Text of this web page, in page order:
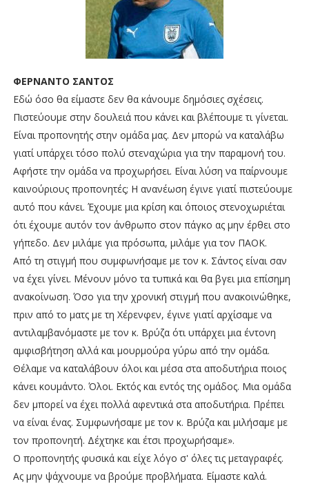
ΦΕΡΝΑΝΤΟ ΣΑΝΤΟΣ
Εδώ όσο θα είμαστε δεν θα κάνουμε δημόσιες σχέσεις.
Πιστεύουμε στην δουλειά που κάνει και βλέπουμε τι γίνεται.
Είναι προπονητής στην ομάδα μας. Δεν μπορώ να καταλάβω
γιατί υπάρχει τόσο πολύ στεναχώρια για την παραμονή του.
Αφήστε την ομάδα να προχωρήσει. Είναι λύση να παίρνουμε
καινούριους προπονητές; Η ανανέωση έγινε γιατί πιστεύουμε
αυτό που κάνει. Έχουμε μια κρίση και όποιος στενοχωριέται
ότι έχουμε αυτόν τον άνθρωπο στον πάγκο ας μην έρθει στο
γήπεδο. Δεν μιλάμε για πρόσωπα, μιλάμε για τον ΠΑΟΚ.
Από τη στιγμή που συμφωνήσαμε με τον κ. Σάντος είναι σαν
να έχει γίνει. Μένουν μόνο τα τυπικά και θα βγει μια επίσημη
ανακοίνωση. Όσο για την χρονική στιγμή που ανακοινώθηκε,
πριν από το ματς με τη Χέρενφεν, έγινε γιατί αρχίσαμε να
αντιλαμβανόμαστε με τον κ. Βρύζα ότι υπάρχει μια έντονη
αμφισβήτηση αλλά και μουρμούρα γύρω από την ομάδα.
Θέλαμε να καταλάβουν όλοι και μέσα στα αποδυτήρια ποιος
κάνει κουμάντο. Όλοι. Εκτός και εντός της ομάδος. Μια ομάδα
δεν μπορεί να έχει πολλά αφεντικά στα αποδυτήρια. Πρέπει
να είναι ένας. Συμφωνήσαμε με τον κ. Βρύζα και μιλήσαμε με
τον προπονητή. Δέχτηκε και έτσι προχωρήσαμε».
Ο προπονητής φυσικά και είχε λόγο σ' όλες τις μεταγραφές.
Ας μην ψάχνουμε να βρούμε προβλήματα. Είμαστε καλά.